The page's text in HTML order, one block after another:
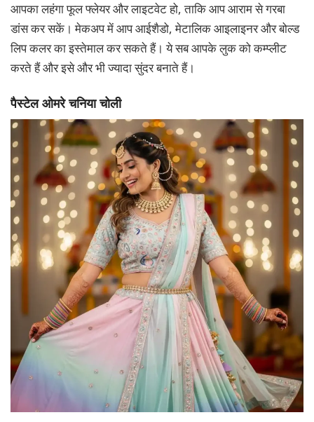
आपका लहंगा फूल फ्लेयर और लाइटवेट हो, ताकि आप आराम से गरबा
डांस कर सकें। मेकअप में आप आईशैडो, मेटालिक आइलाइनर और बोल्ड
लिप कलर का इस्तेमाल कर सकते हैं। ये सब आपके लुक को कम्प्लीट
करते हैं और इसे और भी ज्यादा सुंदर बनाते हैं।
पैस्टेल ओमरे चनिया चोली